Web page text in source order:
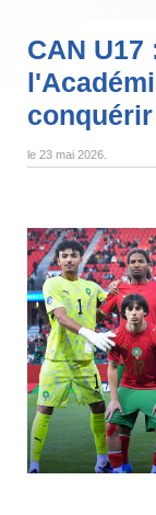
CAN
le 23 mai 2026